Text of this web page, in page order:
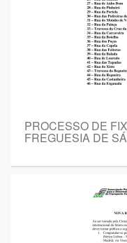
PROCESSO DE
FREGUESIA DE SÁ